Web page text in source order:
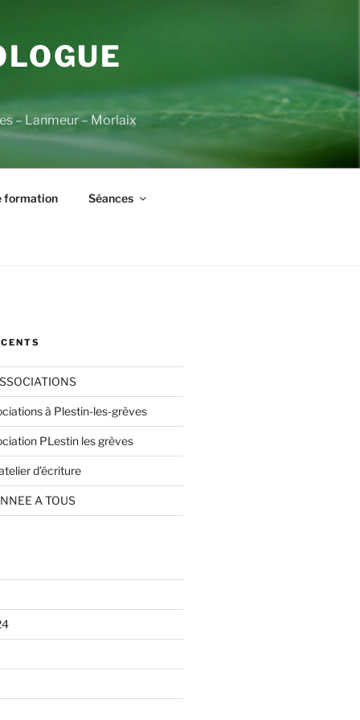
– Lanmeur – Morlaix
formation Séances
à Plestin-les-grèves
PLestin les grèves
d’écriture
A TOUS